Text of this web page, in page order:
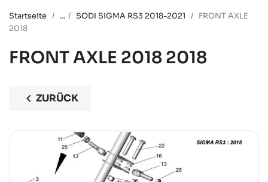
Startseite ... SODI SIGMA RS3 2018-2021
FRONT AXLE
2018
FRONT AXLE 2018 2018
chevron_left ZURÜCK